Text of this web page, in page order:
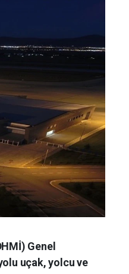
Genel
uçak, yolcu ve